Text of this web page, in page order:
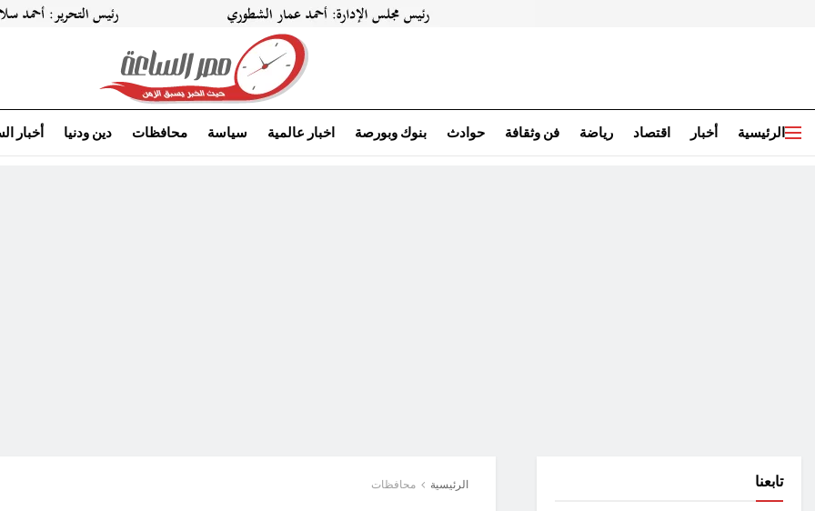
الرئيسية أخبار اقتصاد رياضة فن وثقافة حوادث بنوك وبورصة اخبار عالمية سياسة محافظات دين ودنيا أخبار
الرئيسية محافظات تابعنا